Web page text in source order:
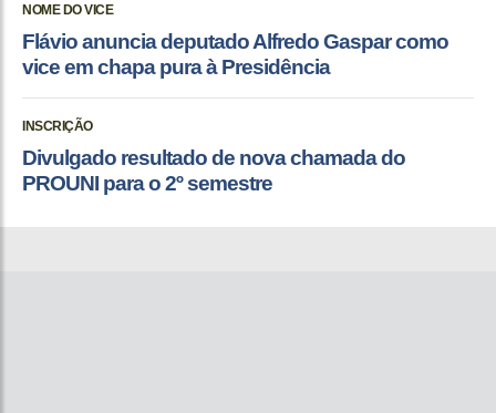
NOME DO VICE
Flávio anuncia deputado Alfredo Gaspar como
vice em chapa pura à Presidência
INSCRIÇÃO
Divulgado resultado de nova chamada do
PROUNI para o 2º semestre